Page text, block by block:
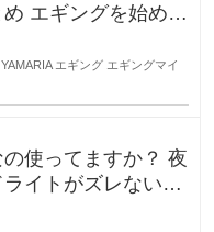
よ
YAMARIA エギング エギングマイ
ってますか？ 夜
イトがズレないよ